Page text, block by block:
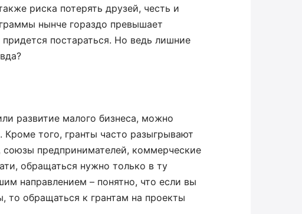
риска потерять друзей, честь и
нынче гораздо превышает
постараться. Но ведь лишние
развитие малого бизнеса, можно
Кроме того, гранты часто разыгрывают
предпринимателей, коммерческие
обращаться нужно только в ту
направлением – понятно, что если вы
то обращаться к грантам на проекты